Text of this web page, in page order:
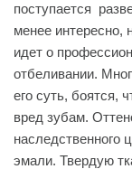
поступается
менее интересно,
идет о
отбеливании.
его суть, боятся,
вред зубам.
наследственного
эмали. Твердую